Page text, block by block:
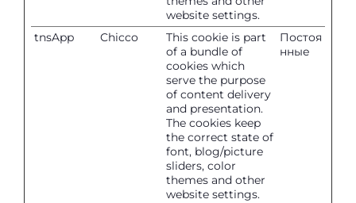
website settings.
tnsApp Chicco
This cookie is part
of a bundle of
cookies which
serve the purpose
of content delivery
and presentation.
The cookies keep
the correct state of
font, blog/picture
sliders, color
themes and other
website settings.
Постоя
нные